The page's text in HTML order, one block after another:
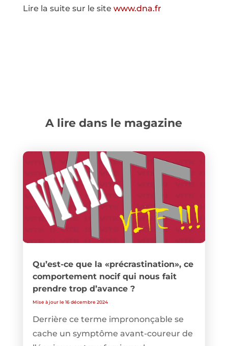
Lire la suite sur le site www.dna.fr
A lire dans le magazine
Qu’est-ce que la «précrastination», ce
comportement nocif qui nous fait
prendre trop d’avance ?
Mise à jour le 16 décembre 2024
Derrière ce terme imprononçable se
cache un symptôme avant-coureur de